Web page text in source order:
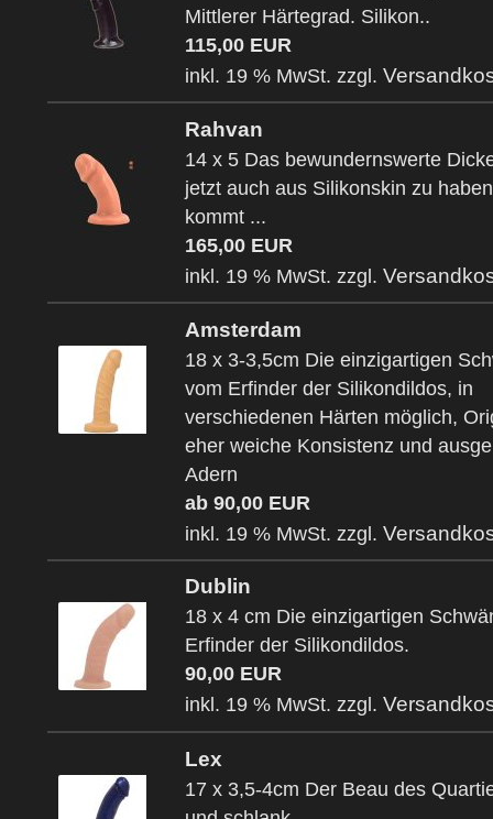
Mittlerer Härtegrad. Silikon..
115,00 EUR
inkl. 19 % MwSt. zzgl.
Rahvan
14 x 5 Das bewundernswerte
jetzt auch aus Silikonskin zu
kommt ...
165,00 EUR
inkl. 19 % MwSt. zzgl.
Amsterdam
18 x 3-3,5cm Die einzigartigen
vom Erfinder der Silikondildos, in
verschiedenen Härten möglich,
eher weiche Konsistenz und
Adern
ab 90,00 EUR
inkl. 19 % MwSt. zzgl.
Dublin
18 x 4 cm Die einzigartigen
Erfinder der Silikondildos.
90,00 EUR
inkl. 19 % MwSt. zzgl.
Lex
17 x 3,5-4cm Der Beau des